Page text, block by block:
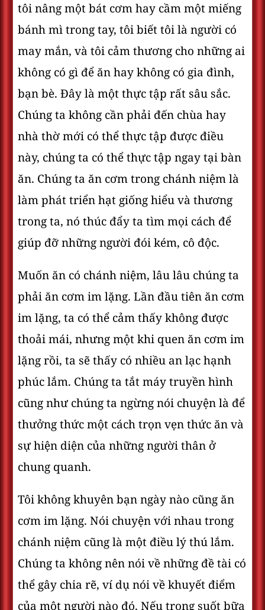
tôi nâng một bát cơm hay cầm một miếng
bánh mì trong tay, tôi biết tôi là người có
may mắn, và tôi cảm thương cho những ai
không có gì để ăn hay không có gia đình,
bạn bè. Đây là một thực tập rất sâu sắc.
Chúng ta không cần phải đến chùa hay
nhà thờ mới có thể thực tập được điều
này, chúng ta có thể thực tập ngay tại bàn
ăn. Chúng ta ăn cơm trong chánh niệm là
làm phát triển hạt giống hiểu và thương
trong ta, nó thúc đẩy ta tìm mọi cách để
giúp đỡ những người đói kém, cô độc.
Muốn ăn có chánh niệm, lâu lâu chúng ta
phải ăn cơm im lặng. Lần đầu tiên ăn cơm
im lặng, ta có thể cảm thấy không được
thoải mái, nhưng một khi quen ăn cơm im
lặng rồi, ta sẽ thấy có nhiều an lạc hạnh
phúc lắm. Chúng ta tắt máy truyền hình
cũng như chúng ta ngừng nói chuyện là để
thưởng thức một cách trọn vẹn thức ăn và
sự hiện diện của những người thân ở
chung quanh.
Tôi không khuyên bạn ngày nào cũng ăn
cơm im lặng. Nói chuyện với nhau trong
chánh niệm cũng là một điều lý thú lắm.
Chúng ta không nên nói về những đề tài có
thể gây chia rẽ, ví dụ nói về khuyết điểm
của một người nào đó. Nếu trong suốt bữa